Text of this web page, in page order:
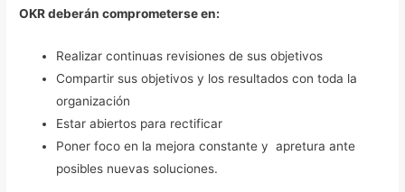
OKR deberán comprometerse en:
Realizar continuas revisiones de sus objetivos
Compartir sus objetivos y los resultados con toda la
organización
Estar abiertos para rectificar
Poner foco en la mejora constante y apretura ante
posibles nuevas soluciones.